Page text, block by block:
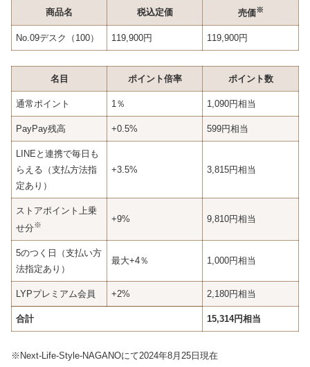
商品名 税込定価 売価※
No.09デスク（100） 119,900円 119,900円
名目 ポイント倍率 ポイント数
通常ポイント 1％ 1,090円相当
PayPay残高 +0.5% 599円相当
LINEと連携で毎日も
らえる（支払方法指
定あり）
+3.5% 3,815円相当
ストアポイント上乗
せ分※
+9% 9,810円相当
5のつく日（支払い方
法指定あり）
最大+4％ 1,000円相当
LYPプレミアム会員 +2% 2,180円相当
合計 15,314円相当
※Next-Life-Style-NAGANOにて2024年8月25日現在